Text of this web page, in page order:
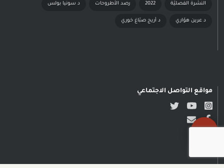
النشرة الفصليّة 2022 رصد الأطروحات د سونيا بولس
د عرين هوّاري د أريج صبّاغ خوري
مواقع التواصل الاجتماعي